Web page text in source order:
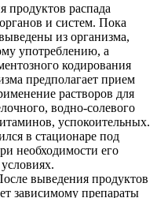
продуктов распада
и систем. Пока
из организма,
употреблению, а
кодирования
предполагает прием
растворов для
водно-солевого
успокоительных.
в стационаре под
необходимости его
выведения продуктов
зависимому препараты